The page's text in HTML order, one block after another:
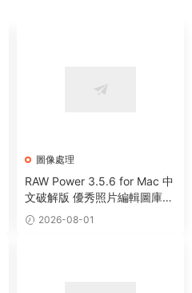
圖像處理
RAW Power 3.5.6 for Mac 中
文破解版 優秀照片編輯圖庫管
理工具
2026-08-01